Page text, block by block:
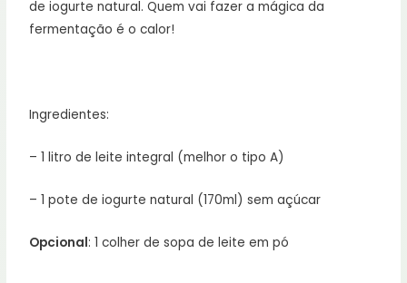
de iogurte natural. Quem vai fazer a mágica da
fermentação é o calor!
Ingredientes:
– 1 litro de leite integral (melhor o tipo A)
– 1 pote de iogurte natural (170ml) sem açúcar
Opcional: 1 colher de sopa de leite em pó